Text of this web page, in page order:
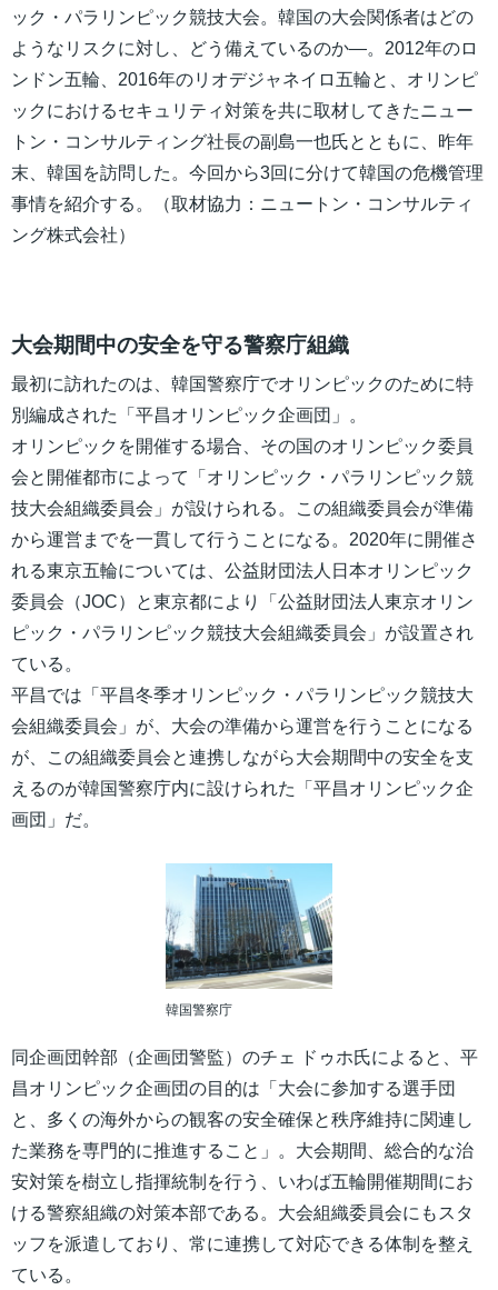
ック・パラリンピック競技大会。韓国の大会関係者はどの
ようなリスクに対し、どう備えているのか―。2012年のロ
ンドン五輪、2016年のリオデジャネイロ五輪と、オリンピ
ックにおけるセキュリティ対策を共に取材してきたニュー
トン・コンサルティング社長の副島一也氏とともに、昨年
末、韓国を訪問した。今回から3回に分けて韓国の危機管理
事情を紹介する。（取材協力：ニュートン・コンサルティ
ング株式会社）
大会期間中の安全を守る警察庁組織
最初に訪れたのは、韓国警察庁でオリンピックのために特
別編成された「平昌オリンピック企画団」。
オリンピックを開催する場合、その国のオリンピック委員
会と開催都市によって「オリンピック・パラリンピック競
技大会組織委員会」が設けられる。この組織委員会が準備
から運営までを一貫して行うことになる。2020年に開催さ
れる東京五輪については、公益財団法人日本オリンピック
委員会（JOC）と東京都により「公益財団法人東京オリン
ピック・パラリンピック競技大会組織委員会」が設置され
ている。
平昌では「平昌冬季オリンピック・パラリンピック競技大
会組織委員会」が、大会の準備から運営を行うことになる
が、この組織委員会と連携しながら大会期間中の安全を支
えるのが韓国警察庁内に設けられた「平昌オリンピック企
画団」だ。
韓国警察庁
同企画団幹部（企画団警監）のチェ ドゥホ氏によると、平
昌オリンピック企画団の目的は「大会に参加する選手団
と、多くの海外からの観客の安全確保と秩序維持に関連し
た業務を専門的に推進すること」。大会期間、総合的な治
安対策を樹立し指揮統制を行う、いわば五輪開催期間にお
ける警察組織の対策本部である。大会組織委員会にもスタ
ッフを派遣しており、常に連携して対応できる体制を整え
ている。